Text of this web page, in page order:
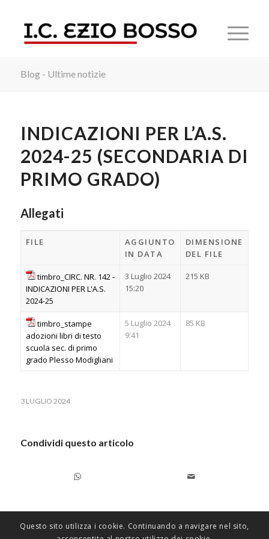
Blog - Ultime notizie
INDICAZIONI PER L’A.S.
2024-25 (SECONDARIA DI
PRIMO GRADO)
Allegati
FILE
AGGIUNTO
IN DATA
DIMENSIONE
DEL FILE
timbro_CIRC. NR. 142 -
INDICAZIONI PER L'A.S.
2024-25
3 Luglio 2024
15:20
215 KB
timbro_stampe
adozioni libri di testo
scuola sec. di primo
grado Plesso Modigliani
5 Luglio 2024
9:41
85 KB
3 LUGLIO 2024
Condividi questo articolo
Questo sito utilizza i cookie. Continuando a navigare nel sito,